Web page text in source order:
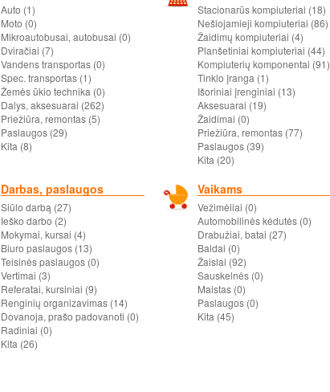
Auto (1)
Moto (0)
Mikroautobusai, autobusai (0)
Dviračiai (7)
Vandens transportas (0)
Spec. transportas (1)
Žemės ūkio technika (0)
Dalys, aksesuarai (262)
Priežiūra, remontas (5)
Paslaugos (29)
Kita (8)
Stacionarūs kompiuteriai (18)
Nešiojamieji kompiuteriai (86)
Žaidimų kompiuteriai (4)
Planšetiniai kompiuteriai (44)
Kompiuterių komponentai (91)
Tinklo įranga (1)
Išoriniai įrenginiai (13)
Aksesuarai (19)
Žaidimai (0)
Priežiūra, remontas (77)
Paslaugos (39)
Kita (20)
Darbas, paslaugos
Siūlo darbą (27)
Ieško darbo (2)
Mokymai, kursai (4)
Biuro paslaugos (13)
Teisinės paslaugos (0)
Vertimai (3)
Referatai, kursiniai (9)
Renginių organizavimas (14)
Dovanoja, prašo padovanoti (0)
Radiniai (0)
Kita (26)
Vaikams
Vežimėliai (0)
Automobilinės kėdutės (0)
Drabužiai, batai (27)
Baldai (0)
Žaislai (92)
Sauskelnės (0)
Maistas (0)
Paslaugos (0)
Kita (45)